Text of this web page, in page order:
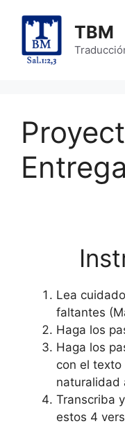
content
TBM
Lea
faltantes
Haga los
Haga los
con el texto
naturalidad
Transcriba
estos 4